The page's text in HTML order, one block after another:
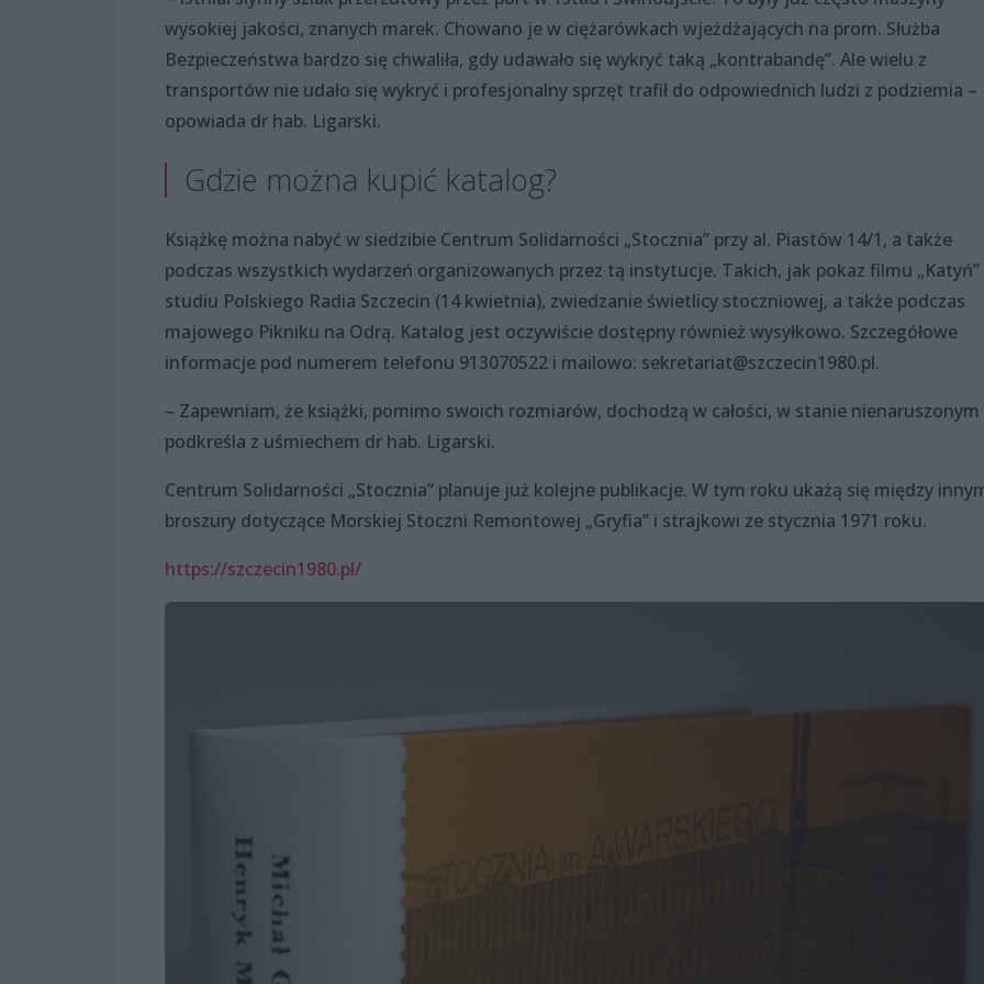
wysokiej jakości, znanych marek. Chowano je w ciężarówkach wjeżdżających na prom. Służba
Bezpieczeństwa bardzo się chwaliła, gdy udawało się wykryć taką „kontrabandę”. Ale wielu z
transportów nie udało się wykryć i profesjonalny sprzęt trafił do odpowiednich ludzi z podziemia –
opowiada dr hab. Ligarski.
Gdzie można kupić katalog?
Książkę można nabyć w siedzibie Centrum Solidarności „Stocznia” przy al. Piastów 14/1, a także
podczas wszystkich wydarzeń organizowanych przez tą instytucje. Takich, jak pokaz filmu „Katyń”
studiu Polskiego Radia Szczecin (14 kwietnia), zwiedzanie świetlicy stoczniowej, a także podczas
majowego Pikniku na Odrą. Katalog jest oczywiście dostępny również wysyłkowo. Szczegółowe
informacje pod numerem telefonu 913070522 i mailowo: sekretariat@szczecin1980.pl.
– Zapewniam, że książki, pomimo swoich rozmiarów, dochodzą w całości, w stanie nienaruszonym
podkreśla z uśmiechem dr hab. Ligarski.
Centrum Solidarności „Stocznia” planuje już kolejne publikacje. W tym roku ukażą się między
broszury dotyczące Morskiej Stoczni Remontowej „Gryfia” i strajkowi ze stycznia 1971 roku.
https://szczecin1980.pl/